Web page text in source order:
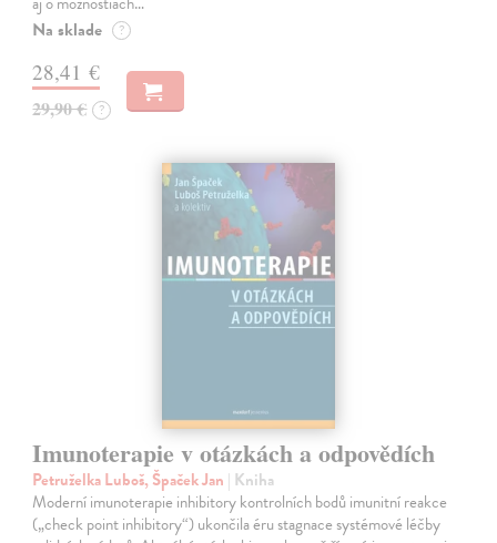
Na sklade ?
28,41 €
29,90 € ?
Imunoterapie v otázkách a odpovědích
Petruželka Luboš, Špaček Jan | Kniha
Moderní imunoterapie inhibitory kontrolních bodů imunitní reakce
(„check point inhibitory“) ukončila éru stagnace systémové léčby